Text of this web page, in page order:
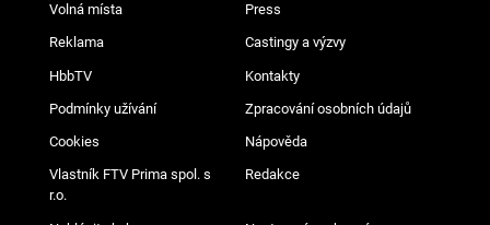
Volná místa Press
Reklama Castingy a výzvy
HbbTV Kontakty
Podmínky užívání Zpracování osobních údajů
Cookies Nápověda
Vlastník FTV Prima spol. s
r.o.
Redakce